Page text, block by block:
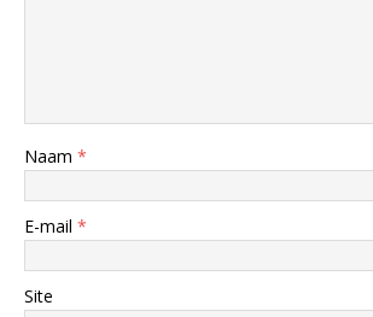
Naam *
E-mail *
Site